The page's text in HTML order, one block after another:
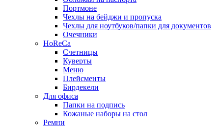
Портмоне
Чехлы на бейджи и пропуска
Чехлы для ноутбуков/папки для документов
Очечники
HoReCa
Счетницы
Куверты
Меню
Плейсменты
Бирдекели
Для офиса
Папки на подпись
Кожаные наборы на стол
Ремни